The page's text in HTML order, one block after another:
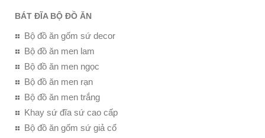
BÁT ĐĨA BỘ ĐỒ ĂN
Bộ đồ ăn gốm sứ decor
Bộ đồ ăn men lam
Bộ đồ ăn men ngọc
Bộ đồ ăn men rạn
Bộ đồ ăn men trắng
Khay sứ đĩa sứ cao cấp
Bộ đồ ăn gốm sứ giả cổ